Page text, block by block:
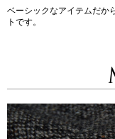
ベーシックなアイテムだか
トです。